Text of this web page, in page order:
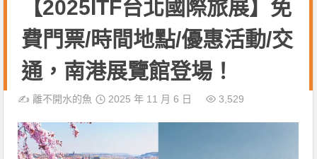
【2025ITF台北國際旅展】免
費門票/時間地點/優惠活動/交
通，南港展覽館登場！
✍️離不開水的魚 2025 年 11 月 6 日 3,529